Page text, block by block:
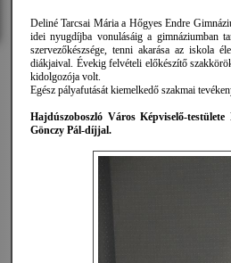
Deliné Tarcsai Mária a Hőgyes Endre
idei nyugdíjba vonulásáig a gimnáziumban
szervezőkészsége, tenni akarása az iskola
diákjaival. Évekig felvételi előkészítő
kidolgozója volt.
Egész pályafutását kiemelkedő szakmai
Hajdúszoboszló Város Képviselő-
Gönczy Pál-díjjal.